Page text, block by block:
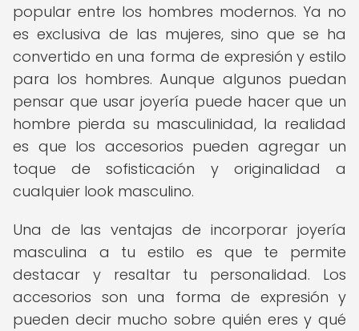
popular entre los hombres modernos. Ya no
es exclusiva de las mujeres, sino que se ha
convertido en una forma de expresión y estilo
para los hombres. Aunque algunos puedan
pensar que usar joyería puede hacer que un
hombre pierda su masculinidad, la realidad
es que los accesorios pueden agregar un
toque de sofisticación y originalidad a
cualquier look masculino.
Una de las ventajas de incorporar joyería
masculina a tu estilo es que te permite
destacar y resaltar tu personalidad. Los
accesorios son una forma de expresión y
pueden decir mucho sobre quién eres y qué